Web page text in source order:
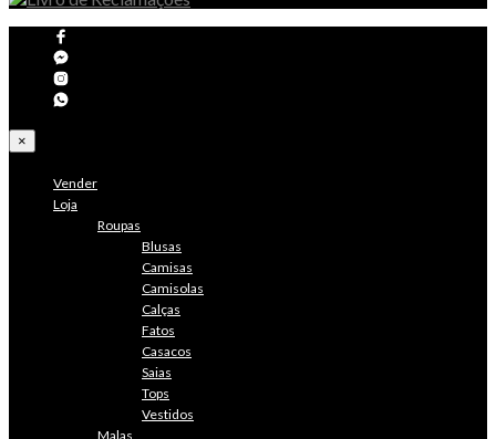
×
Vender
Loja
Roupas
Blusas
Camisas
Camisolas
Calças
Fatos
Casacos
Saias
Tops
Vestidos
Malas